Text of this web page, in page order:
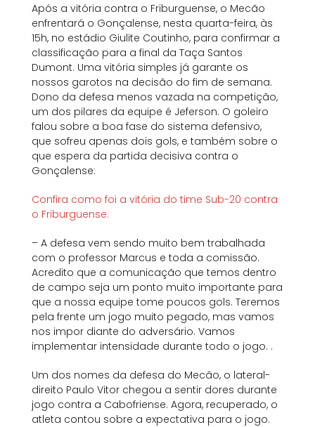
Após a vitória contra o Friburguense, o Mecão
enfrentará o Gonçalense, nesta quarta-feira, às
15h, no estádio Giulite Coutinho, para confirmar a
classificação para a final da Taça Santos
Dumont. Uma vitória simples já garante os
nossos garotos na decisão do fim de semana.
Dono da defesa menos vazada na competição,
um dos pilares da equipe é Jeferson. O goleiro
falou sobre a boa fase do sistema defensivo,
que sofreu apenas dois gols, e também sobre o
que espera da partida decisiva contra o
Gonçalense:
Confira como foi a vitória do time Sub-20 contra
o Friburguense.
– A defesa vem sendo muito bem trabalhada
com o professor Marcus e toda a comissão.
Acredito que a comunicação que temos dentro
de campo seja um ponto muito importante para
que a nossa equipe tome poucos gols. Teremos
pela frente um jogo muito pegado, mas vamos
nos impor diante do adversário. Vamos
implementar intensidade durante todo o jogo. .
Um dos nomes da defesa do Mecão, o lateral-
direito Paulo Vitor chegou a sentir dores durante
jogo contra a Cabofriense. Agora, recuperado, o
atleta contou sobre a expectativa para o jogo.